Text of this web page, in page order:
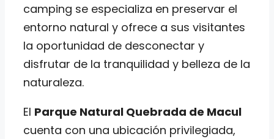
camping se especializa en preservar el
entorno natural y ofrece a sus visitantes
la oportunidad de desconectar y
disfrutar de la tranquilidad y belleza de la
naturaleza.
El Parque Natural Quebrada de Macul
cuenta con una ubicación privilegiada,